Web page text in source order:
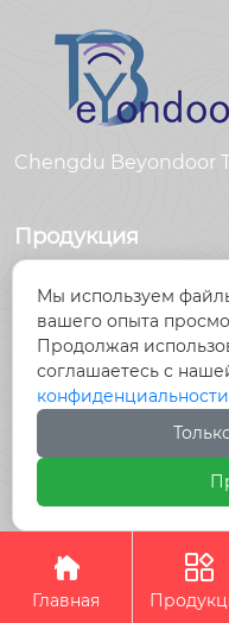
Chengdu Beyondoor
Продукция
Антенны
Радиочастотный
разъем
Радиочастотный
кабель, кабельные
Авторское
Co., Ltd.

Главная

Мы используем
вашего опыта
Продолжая
соглашаетесь с